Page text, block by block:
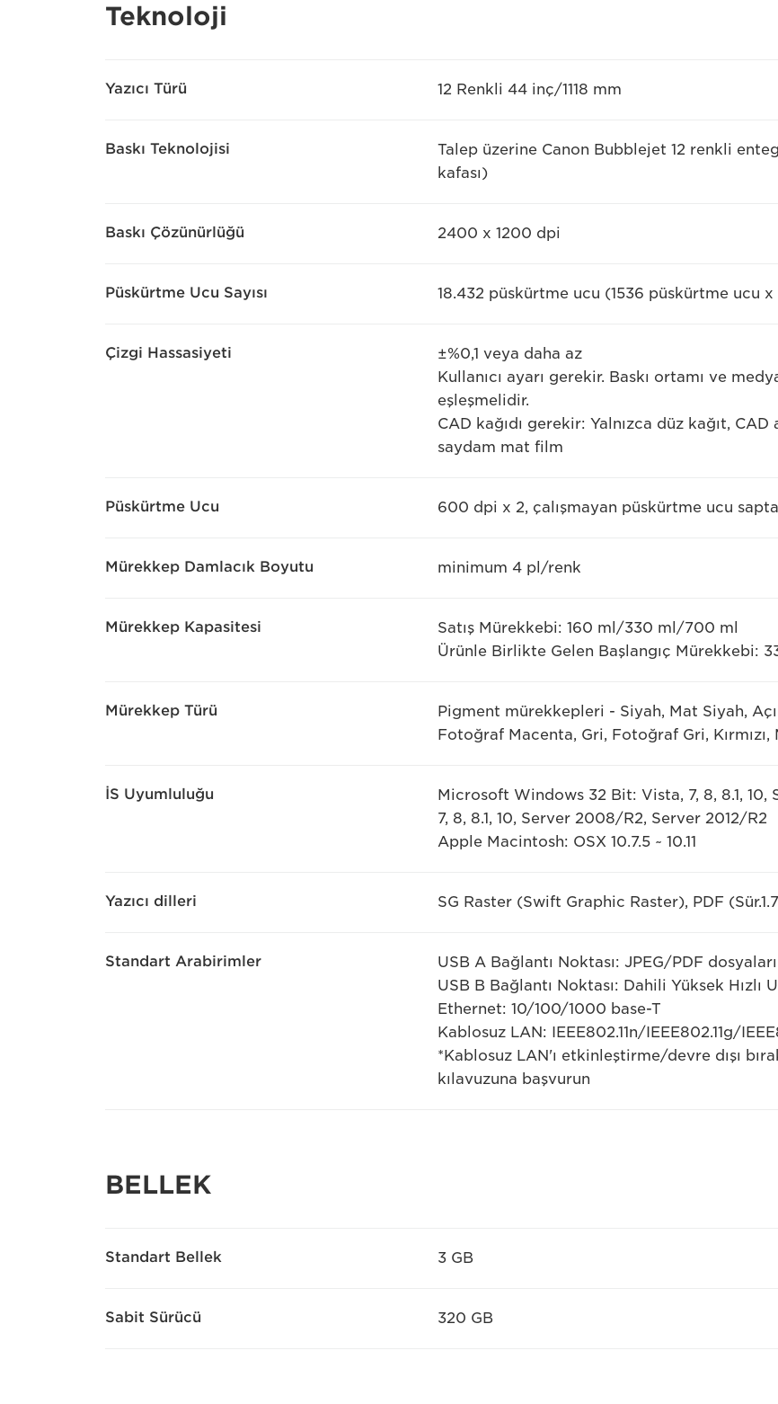
Teknoloji
Yazıcı Türü 12 Renkli 44 inç/1118 mm
Baskı Teknolojisi
Talep üzerine Canon Bubblejet 12 renkli
kafası)
Baskı Çözünürlüğü 2400 x 1200 dpi
Püskürtme Ucu Sayısı 18.432 püskürtme ucu (1536 püskürtme ucu x
Çizgi Hassasiyeti
±%0,1 veya daha az
Kullanıcı ayarı gerekir. Baskı ortamı ve
eşleşmelidir.
CAD kağıdı gerekir: Yalnızca düz kağıt, CAD
saydam mat film
Püskürtme Ucu 600 dpi x 2, çalışmayan püskürtme ucu
Mürekkep Damlacık Boyutu minimum 4 pl/renk
Mürekkep Kapasitesi
Satış Mürekkebi: 160 ml/330 ml/700 ml
Ürünle Birlikte Gelen Başlangıç Mürekkebi:
Mürekkep Türü
Pigment mürekkepleri - Siyah, Mat Siyah,
Fotoğraf Macenta, Gri, Fotoğraf Gri,
İS Uyumluluğu
Microsoft Windows 32 Bit: Vista, 7, 8, 8.1,
7, 8, 8.1, 10, Server 2008/R2, Server 2012/R2
Apple Macintosh: OSX 10.7.5 ~ 10.11
Yazıcı dilleri SG Raster (Swift Graphic Raster), PDF
Standart Arabirimler
USB A Bağlantı Noktası: JPEG/PDF
USB B Bağlantı Noktası: Dahili Yüksek Hızlı
Ethernet: 10/100/1000 base-T
Kablosuz LAN: IEEE802.11n/IEEE802.11g/
*Kablosuz LAN'ı etkinleştirme/devre dışı
kılavuzuna başvurun
BELLEK
Standart Bellek 3 GB
Sabit Sürücü 320 GB